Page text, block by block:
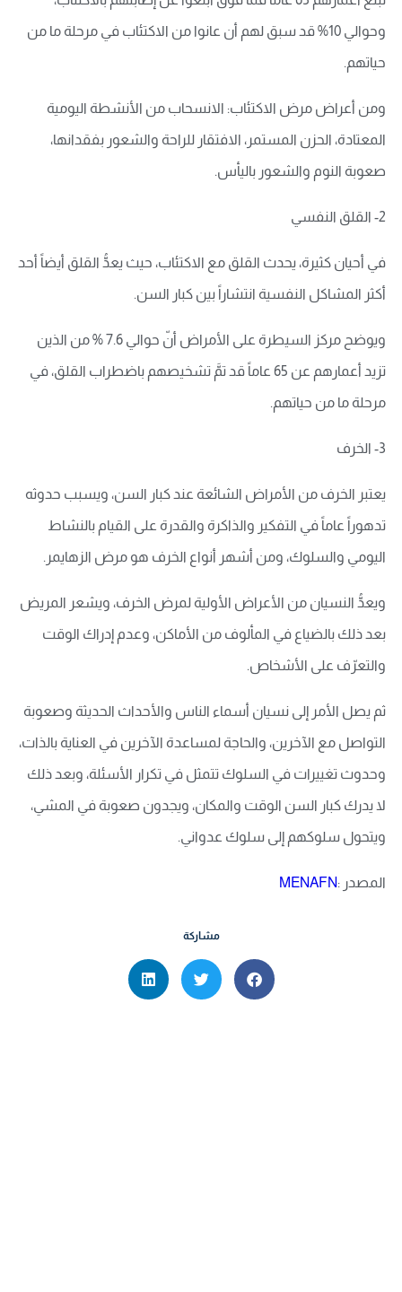
وحوالي 10% قد سبق لهم أن عانوا من الاكتئاب في مرحلة ما من
حياتهم.
ومن أعراض مرض الاكتئاب: الانسحاب من الأنشطة اليومية
المعتادة، الحزن المستمر، الافتقار للراحة والشعور بفقدانها،
صعوبة النوم والشعور باليأس.
2- القلق النفسي
في أحيان كثيرة، يحدث القلق مع الاكتئاب، حيث يعدُّ القلق أيضاً أحد
أكثر المشاكل النفسية انتشاراً بين كبار السن.
ويوضح مركز السيطرة على الأمراض أنّ حوالي 7.6 % من الذين
تزيد أعمارهم عن 65 عاماً قد تمَّ تشخيصهم باضطراب القلق، في
مرحلة ما من حياتهم.
3- الخرف
يعتبر الخرف من الأمراض الشائعة عند كبار السن، ويسبب حدوثه
تدهوراً عاماً في التفكير والذاكرة والقدرة على القيام بالنشاط
اليومي والسلوك، ومن أشهر أنواع الخرف هو مرض الزهايمر.
ويعدُّ النسيان من الأعراض الأولية لمرض الخرف، ويشعر المريض
بعد ذلك بالضياع في المألوف من الأماكن، وعدم إدراك الوقت
والتعرّف على الأشخاص.
ثم يصل الأمر إلى نسيان أسماء الناس والأحداث الحديثة وصعوبة
التواصل مع الآخرين، والحاجة لمساعدة الآخرين في العناية بالذات،
وحدوث تغييرات في السلوك تتمثل في تكرار الأسئلة، وبعد ذلك
لا يدرك كبار السن الوقت والمكان، ويجدون صعوبة في المشي،
ويتحول سلوكهم إلى سلوك عدواني.
المصدر :MENAFN
مشاركة